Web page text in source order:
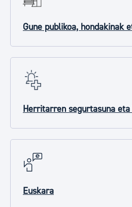
Gune publikoa, hondakinak
Herritarren segurtasuna
Euskara